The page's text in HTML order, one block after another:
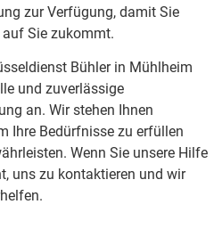
zur Verfügung, damit Sie
Sie zukommt.
Bühler in Mühlheim
und zuverlässige
an. Wir stehen Ihnen
Ihre Bedürfnisse zu erfüllen
Wenn Sie unsere Hilfe
uns zu kontaktieren und wir